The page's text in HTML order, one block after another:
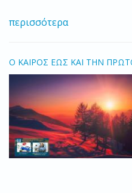
περισσότερα
O ΚΑΙΡΟΣ ΕΩΣ ΚΑΙ ΤΗΝ